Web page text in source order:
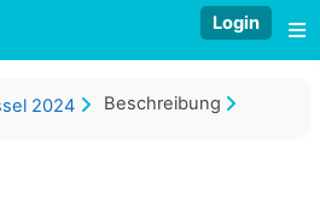
Login
2024 Beschreibung